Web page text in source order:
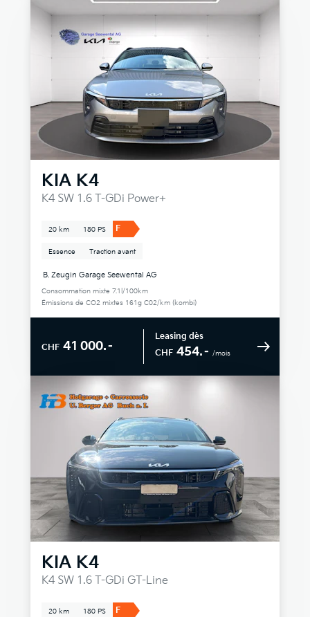
KIA K4
K4 SW 1.6 T-GDi Power+
20 km 180 PS F
Essence Traction avant
B. Zeugin Garage Seewental AG
Consommation mixte 7.1l/100km
Émissions de CO2 mixtes 161g C02/km (kombi)
CHF 41 000.–
Leasing dès
CHF 454.– /mois
KIA K4
K4 SW 1.6 T-GDi GT-Line
20 km 180 PS F